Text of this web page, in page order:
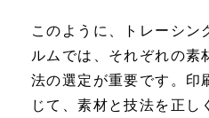
このように、トレーシン
ルムでは、それぞれの素
法の選定が重要です。印
じて、素材と技法を正し